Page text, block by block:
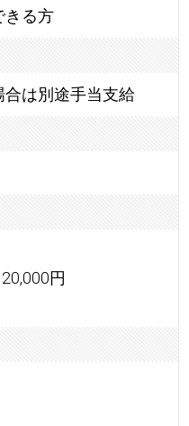
きる方
は別途手当支給
円